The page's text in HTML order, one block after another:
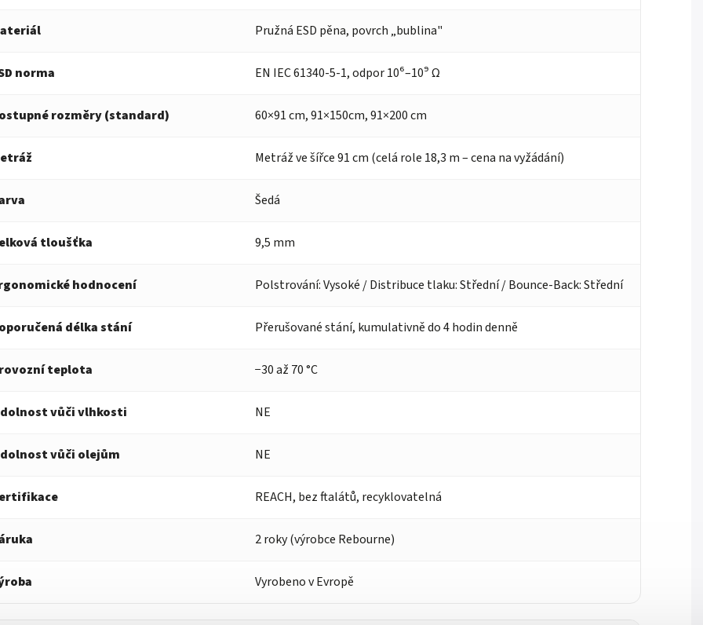
Pružná ESD pěna, povrch „bublina"
norma EN IEC 61340-5-1, odpor 10⁶–10⁹ Ω
rozměry (standard) 60×91 cm, 91×150cm, 91×200 cm
Metráž ve šířce 91 cm (celá role 18,3 m – cena na vyžádání)
Šedá
tloušťka 9,5 mm
hodnocení Polstrování: Vysoké / Distribuce tlaku: Střední / Bounce-Back: Střední
délka stání Přerušované stání, kumulativně do 4 hodin denně
teplota −30 až 70 °C
vůči vlhkosti NE
vůči olejům NE
REACH, bez ftalátů, recyklovatelná
2 roky (výrobce Rebourne)
Vyrobeno v Evropě